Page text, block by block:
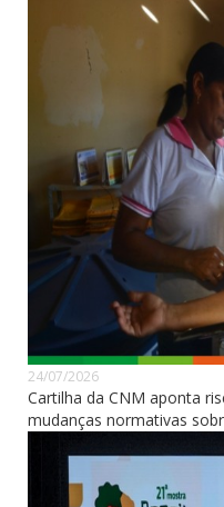
24/07/2026
Cartilha da CNM aponta
mudanças normativas